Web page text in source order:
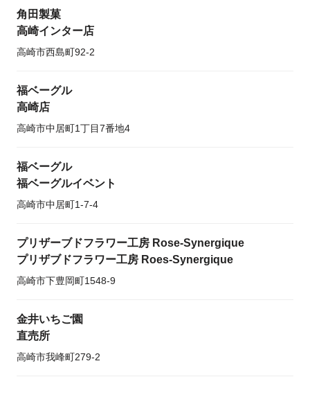
角田製菓
高崎インター店
高崎市西島町92-2
福ベーグル
高崎店
高崎市中居町1丁目7番地4
福ベーグル
福ベーグルイベント
高崎市中居町1-7-4
プリザーブドフラワー工房 Rose-Synergique
プリザブドフラワー工房 Roes-Synergique
高崎市下豊岡町1548-9
金井いちご園
直売所
高崎市我峰町279-2